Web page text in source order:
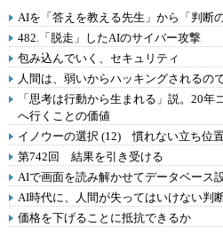
AIを「答えを教える先生」から「判断
482.「脱走」したAIのサイバー攻撃
包み込んでいく、セキュリティ
人間は、弱いからハッキングされるの
「思考は行動から生まれる」説。20
へ行くことの価値
イノウーの選択 (12) 慣れない立ち位
第742回 結果を引き受ける
AIで画面を読み解かせてデータベース
AI時代に、人間が失ってはいけない判
価格を下げることに抵抗できるか